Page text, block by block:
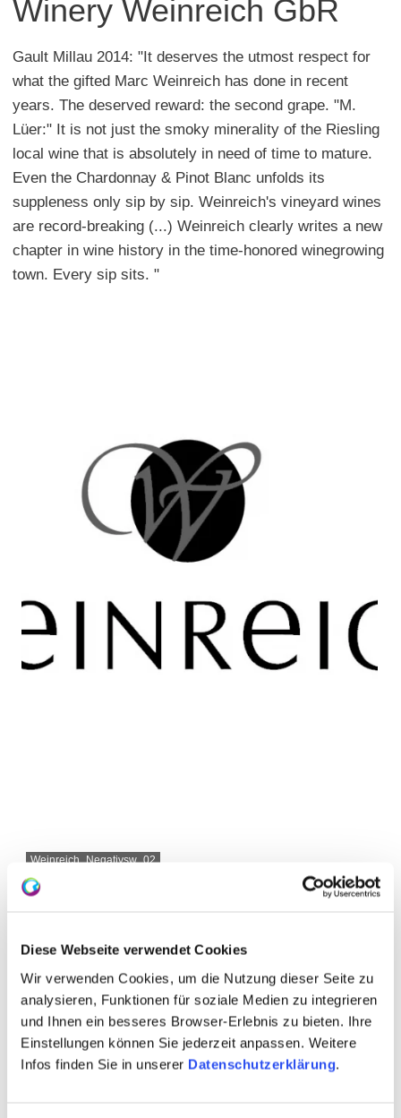
Diese Webseite verwendet Cookies
Wir verwenden Cookies, um die Nutzung dieser Seite zu
analysieren, Funktionen für soziale Medien zu integrieren
und Ihnen ein besseres Browser-Erlebnis zu bieten. Ihre
Einstellungen können Sie jederzeit anpassen. Weitere
Infos finden Sie in unserer Datenschutzerklärung.
Winery Weinreich GbR
Gault Millau 2014: "It deserves the utmost respect for
what the gifted Marc Weinreich has done in recent
years. The deserved reward: the second grape. "M.
Lüer:" It is not just the smoky minerality of the Riesling
local wine that is absolutely in need of time to mature.
Even the Chardonnay & Pinot Blanc unfolds its
suppleness only sip by sip. Weinreich's vineyard wines
are record-breaking (...) Weinreich clearly writes a new
chapter in wine history in the time-honored winegrowing
town. Every sip sits. "
Weinreich_Negativsw_02
About us
Winemaker Marc Weinreich, Jan Weinreich
Vineyard-area 16 hectares